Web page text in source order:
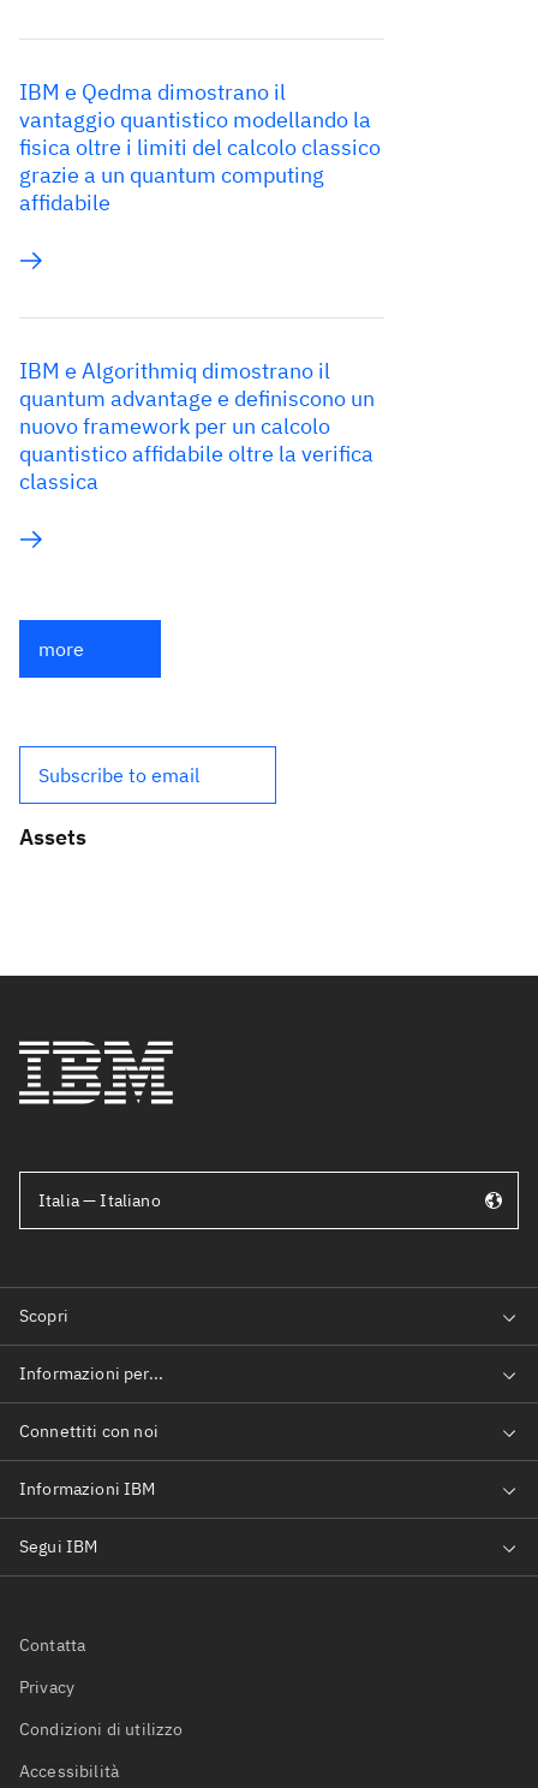
IBM e Qedma dimostrano il
vantaggio quantistico modellando la
fisica oltre i limiti del calcolo classico
grazie a un quantum computing
affidabile
IBM e Algorithmiq dimostrano il
quantum advantage e definiscono un
nuovo framework per un calcolo
quantistico affidabile oltre la verifica
classica
more
Subscribe to email
Assets
Italia — Italiano
Contatta
Privacy
Condizioni di utilizzo
Accessibilità